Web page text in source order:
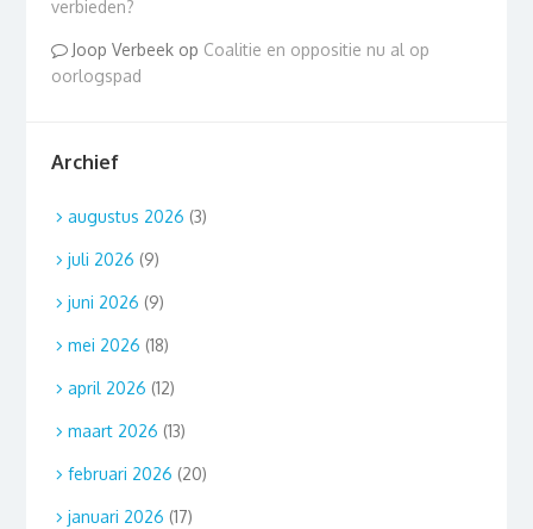
verbieden?
Joop Verbeek op Coalitie en oppositie nu al op
oorlogspad
Archief
augustus 2026 (3)
juli 2026 (9)
juni 2026 (9)
mei 2026 (18)
april 2026 (12)
maart 2026 (13)
februari 2026 (20)
januari 2026 (17)